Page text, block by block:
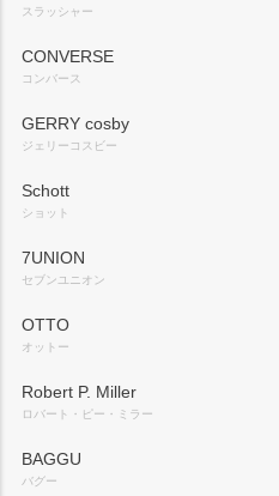
スラッシャー
CONVERSE
コンバース
GERRY cosby
ジェリーコスビー
Schott
ショット
7UNION
セブンユニオン
OTTO
オットー
Robert P. Miller
ロバート・ピー・ミラー
BAGGU
バグー